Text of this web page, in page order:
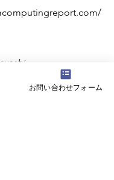
お問い合わせフォーム